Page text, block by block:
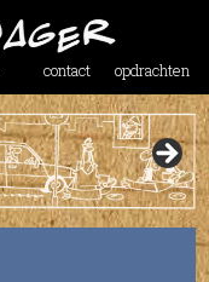
contact opdrachten